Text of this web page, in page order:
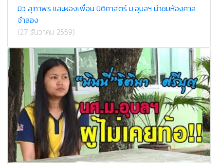
มิว สุภาพร และผองเพื่อน นิติศาสตร์ ม.อุบลฯ นำชมห้องศาล
จำลอง
(27 ธันวาคม 2559)